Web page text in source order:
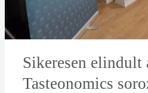
Sikeresen elindult
Tasteonomics